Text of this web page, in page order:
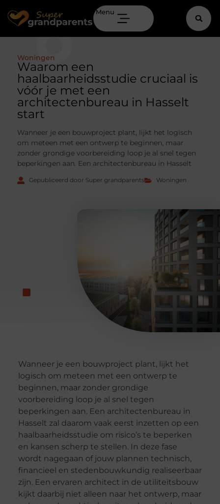
Menu
Woningen
Waarom een
haalbaarheidsstudie cruciaal is
vóór je met een
architectenbureau in Hasselt
start
Wanneer je een bouwproject plant, lijkt het logisch
om meteen met een ontwerp te beginnen, maar
zonder grondige voorbereiding loop je al snel tegen
beperkingen aan. Een architectenbureau in Hasselt
Gepubliceerd door Super grandparents Woningen
Wanneer je een bouwproject plant, lijkt het
logisch om meteen met een ontwerp te
beginnen, maar zonder grondige
voorbereiding loop je al snel tegen
beperkingen aan. Een architectenbureau in
Hasselt zal daarom vaak eerst inzetten op een
haalbaarheidsstudie om risico’s te beperken
en kansen scherp te stellen. In deze fase
wordt nagegaan of jouw plannen technisch,
financieel en stedenbouwkundig realiseerbaar
zijn. Een ervaren architect in de utiliteitsbouw
kijkt daarbij niet alleen naar het ontwerp, maar